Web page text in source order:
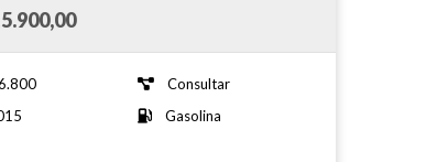
Consultar
Gasolina